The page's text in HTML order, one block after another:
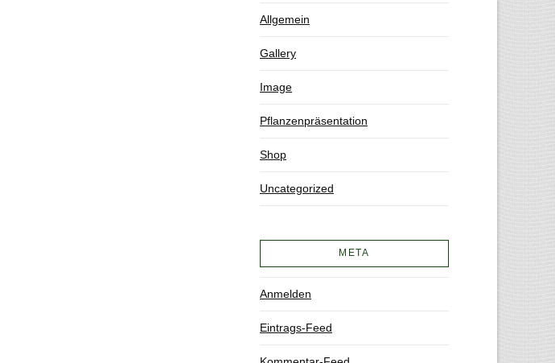
Allgemein
Gallery
Image
Pflanzenpräsentation
Shop
Uncategorized
META
Anmelden
Eintrags-Feed